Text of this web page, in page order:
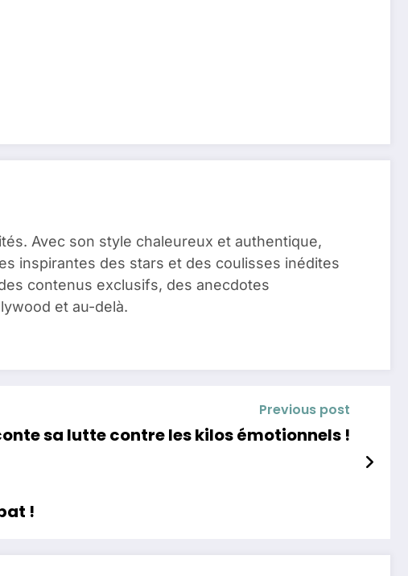
Avec son style chaleureux et authentique,
inspirantes des stars et des coulisses inédites
contenus exclusifs, des anecdotes
et au-delà.
Previous post
sa lutte contre les kilos émotionnels !
!